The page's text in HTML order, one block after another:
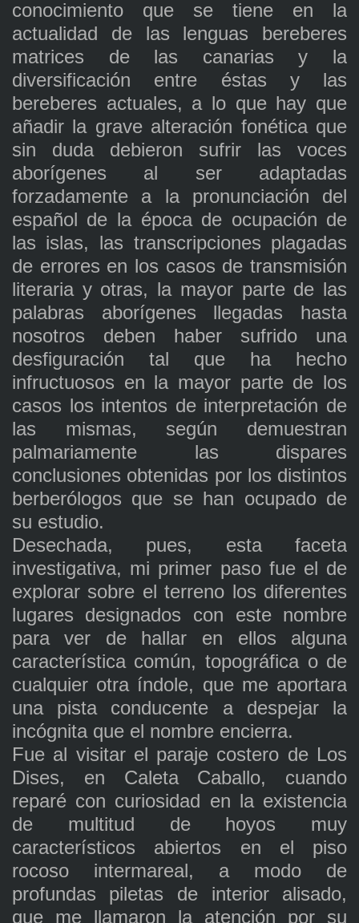
conocimiento que se tiene en la
actualidad de las lenguas bereberes
matrices de las canarias y la
diversificación entre éstas y las
bereberes actuales, a lo que hay que
añadir la grave alteración fonética que
sin duda debieron sufrir las voces
aborígenes al ser adaptadas
forzadamente a la pronunciación del
español de la época de ocupación de
las islas, las transcripciones plagadas
de errores en los casos de transmisión
literaria y otras, la mayor parte de las
palabras aborígenes llegadas hasta
nosotros deben haber sufrido una
desfiguración tal que ha hecho
infructuosos en la mayor parte de los
casos los intentos de interpretación de
las mismas, según demuestran
palmariamente las dispares
conclusiones obtenidas por los distintos
berberólogos que se han ocupado de
su estudio.
Desechada, pues, esta faceta
investigativa, mi primer paso fue el de
explorar sobre el terreno los diferentes
lugares designados con este nombre
para ver de hallar en ellos alguna
característica común, topográfica o de
cualquier otra índole, que me aportara
una pista conducente a despejar la
incógnita que el nombre encierra.
Fue al visitar el paraje costero de Los
Dises, en Caleta Caballo, cuando
reparé con curiosidad en la existencia
de multitud de hoyos muy
característicos abiertos en el piso
rocoso intermareal, a modo de
profundas piletas de interior alisado,
que me llamaron la atención por su